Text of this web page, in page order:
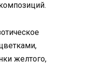
желтого,